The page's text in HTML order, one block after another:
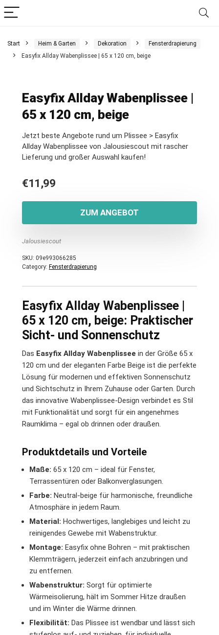
Start Heim & Garten Dekoration
Fensterdrapierung
Easyfix Allday Wabenplissee | 65 x 120 cm, beige
Easyfix Allday Wabenplissee |
65 x 120 cm, beige
Jetzt beste Angebote rund um Plissee > Easyfix
Allday Wabenplissee von Jalousiescout mit rascher
Lieferung und großer Auswahl kaufen!
€11,99
ZUM ANGEBOT
Jalousiescout
SKU: 09e993066285
Category: Fensterdrapierung
Easyfix Allday Wabenplissee |
65 x 120 cm, beige: Praktischer
Sicht- und Sonnenschutz
Das Easyfix Allday Wabenplissee in der Größe 65 x
120 cm und der eleganten Farbe Beige ist die perfekte
Lösung für modernen und effektiven Sonnenschutz
und Sichtschutz in Ihrem Zuhause oder Garten. Durch
das innovative Wabenplissee-Design verbindet es Stil
mit Funktionalität und sorgt für ein angenehmes
Raumklima – egal ob drinnen oder draußen.
Produktdetails und Vorteile
Maße: 65 x 120 cm – ideal für Fenster,
Terrassentüren oder Balkonverglasungen.
Farbe: Neutral-beige für harmonische, freundliche
Atmosphäre in jedem Raum.
Material: Hochwertiges, langlebiges und leicht zu
reinigendes Gewebe mit Wabenstruktur.
Montage: Easyfix ohne Bohren – mit praktischen
Klemmträgern, jederzeit einfach anzubringen und
zu entfernen.
Wabenstruktur: Sorgt für optimierte
Wärmeisolierung, hält im Sommer Hitze draußen
und im Winter die Wärme drinnen.
Flexibilität: Das Plissee ist wendbar und lässt sich